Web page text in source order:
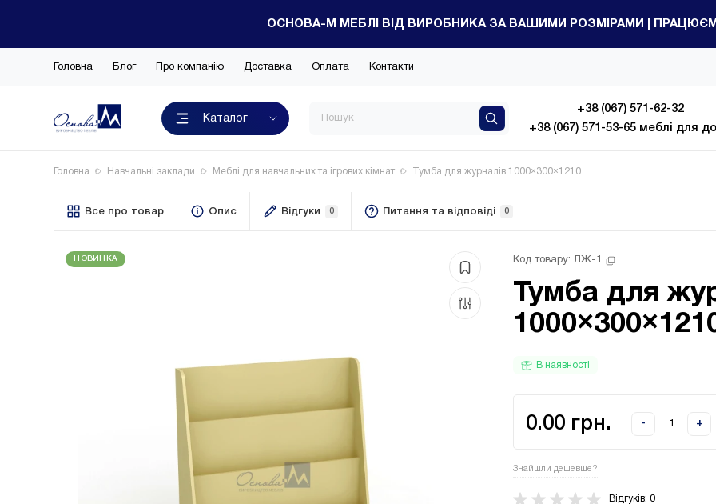
ОСНОВА-М МЕБЛІ ВІД ВИРОБНИКА ЗА ВАШИМИ РОЗМІРАМИ |
Головна Блог Про компанію Доставка Оплата Контакти
Каталог
+38 (067) 571-62-32
+38 (067) 571-53-65 меблі для
Головна Навчальні заклади Меблі для навчальних та ігрових кімнат Тумба для журналів 1000×300×1210
Все про товар Опис Відгуки 0 Питання та відповіді 0
НОВИНКА Код товару: ЛЖ-1
Тумба для
В наявності
0.00 грн. - +
Знайшли дешевше?
Відгуків: 0